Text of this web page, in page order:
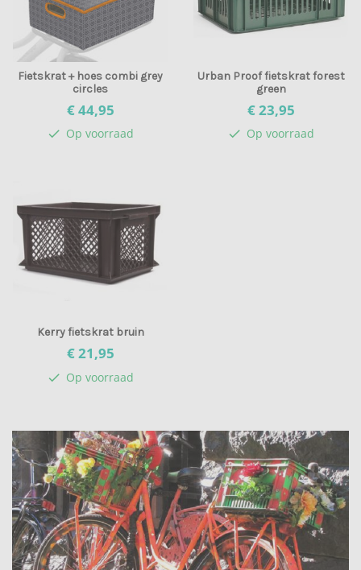
Fietskrat + hoes combi grey
circles
€ 44,95
check Op voorraad
Urban Proof fietskrat forest
green
€ 23,95
check Op voorraad
Kerry fietskrat bruin
€ 21,95
check Op voorraad